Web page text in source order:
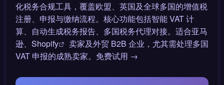
化税务合规工具，覆盖欧盟、英国及全球多国的增值税
注册、申报与缴纳流程。核心功能包括智能 VAT 计
算、自动生成税务报告、多国税务代理对接。适合亚马
逊、 Shopify
卖家及外贸 B2B 企业，尤其需处理多国
VAT 申报的成熟卖家。免费试用 →